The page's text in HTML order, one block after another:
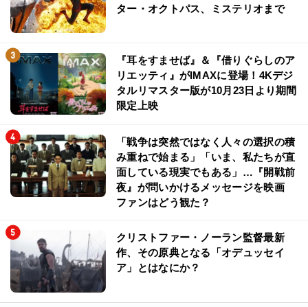
ター・オクトパス、ミステリオまで
『耳をすませば』＆『借りぐらしのア
リエッティ』がIMAXに登場！4Kデジ
タルリマスター版が10月23日より期間
限定上映
「戦争は突然ではなく人々の選択の積
み重ねで始まる」「いま、私たちが直
面している現実でもある」…『開戦前
夜』が問いかけるメッセージを映画
ファンはどう観た？
クリストファー・ノーラン監督最新
作、その原典となる「オデュッセイ
ア」とはなにか？